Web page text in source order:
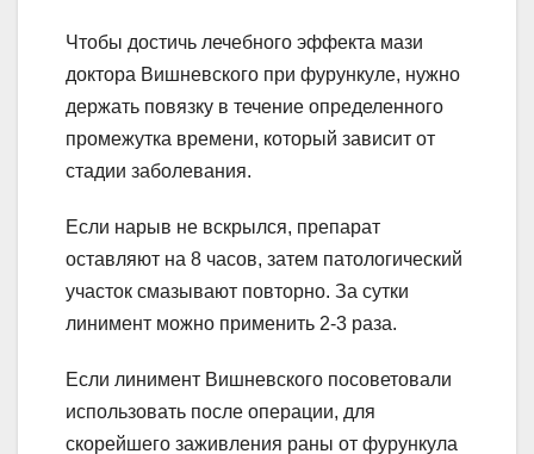
Чтобы достичь лечебного эффекта мази
доктора Вишневского при фурункуле, нужно
держать повязку в течение определенного
промежутка времени, который зависит от
стадии заболевания.
Если нарыв не вскрылся, препарат
оставляют на 8 часов, затем патологический
участок смазывают повторно. За сутки
линимент можно применить 2-3 раза.
Если линимент Вишневского посоветовали
использовать после операции, для
скорейшего заживления раны от фурункула